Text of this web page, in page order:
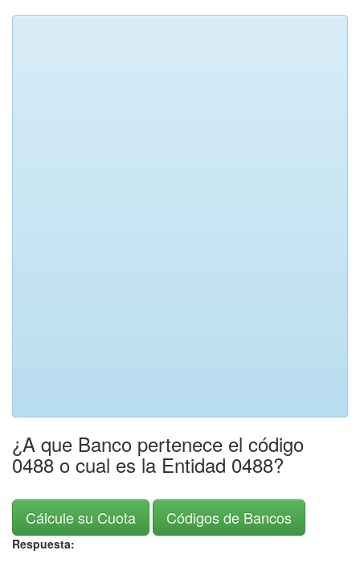
¿A que Banco pertenece el código
0488 o cual es la Entidad 0488?
Cálcule su Cuota Códigos de Bancos
Respuesta: